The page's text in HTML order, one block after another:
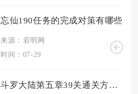
忘仙190任务的完成对策有哪些
来源：若明网
时间：07-29
斗罗大陆第五章39关通关方法是什么